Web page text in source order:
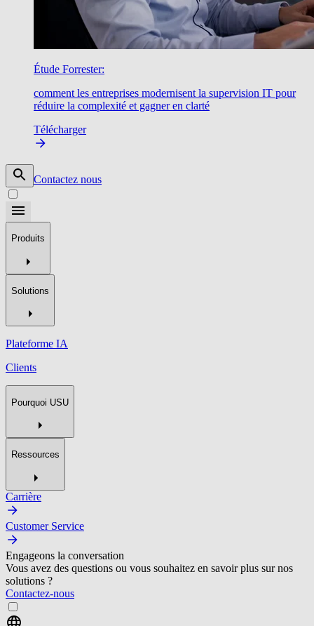
Étude Forrester:
comment les entreprises modernisent la supervision IT pour
réduire la complexité et gagner en clarté
Télécharger
Contactez nous
Produits
Solutions
Plateforme IA
Clients
Pourquoi USU
Ressources
Carrière
Customer Service
Engageons la conversation
Vous avez des questions ou vous souhaitez en savoir plus sur nos
solutions ?
Contactez-nous